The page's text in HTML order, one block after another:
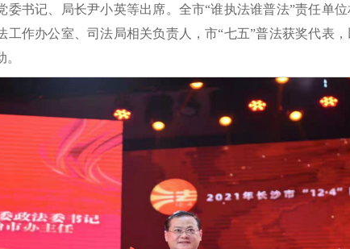
委书记、局长尹小英等出席。全市“谁执法谁普法”责任单
工作办公室、司法局相关负责人，市“七五”普法获奖代表